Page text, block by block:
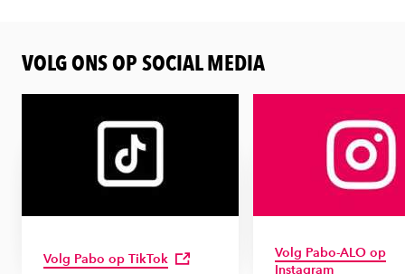
VOLG ONS OP SOCIAL MEDIA
Volg Pabo op TikTok
Volg Pabo-ALO op
Instagram